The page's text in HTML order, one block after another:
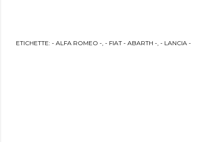
ETICHETTE: - ALFA ROMEO - - FIAT - ABARTH - - LANCIA -